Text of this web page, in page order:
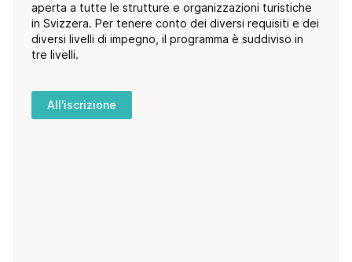
aperta a tutte le strutture e organizzazioni turistiche
in Svizzera. Per tenere conto dei diversi requisiti e dei
diversi livelli di impegno, il programma è suddiviso in
tre livelli.
All'iscrizione